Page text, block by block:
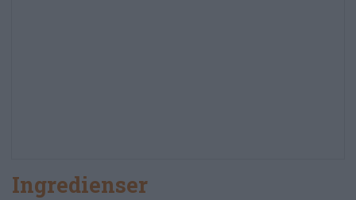
Ingredienser